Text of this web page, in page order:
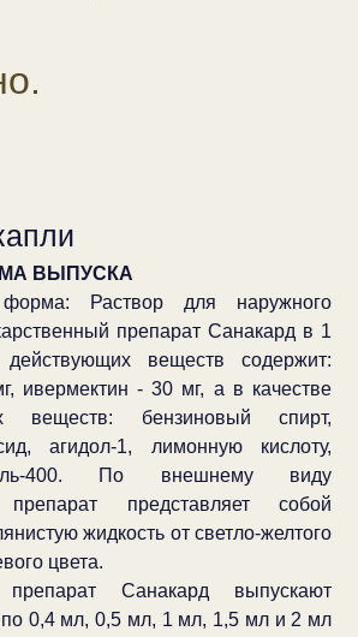
ВЫПУСКА
форма: Раствор для наружного
препарат Санакард в 1
веществ содержит:
ивермектин - 30 мг, а в качестве
веществ: бензиновый спирт,
агидол-1, лимонную кислоту,
400. По внешнему виду
препарат представляет собой
жидкость от светло-желтого
цвета.
препарат Санакард выпускают
0,4 мл, 0,5 мл, 1 мл, 1,5 мл и 2 мл